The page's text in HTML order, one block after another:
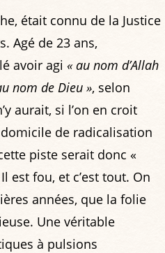
était connu de la Justice
Agé de 23 ans,
avoir agi « au nom d’Allah
nom de Dieu », selon
aurait, si l’on en croit
domicile de radicalisation
piste serait donc «
est fou, et c’est tout. On
années, que la folie
Une véritable
à pulsions